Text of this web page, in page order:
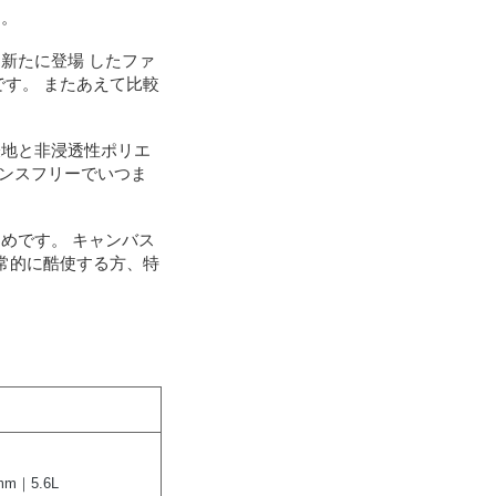
たに登場 したファ
。 またあえて比較
と非浸透性ポリエ
スフリーでいつま
です。 キャンバス
的に酷使する方、特
｜5.6L